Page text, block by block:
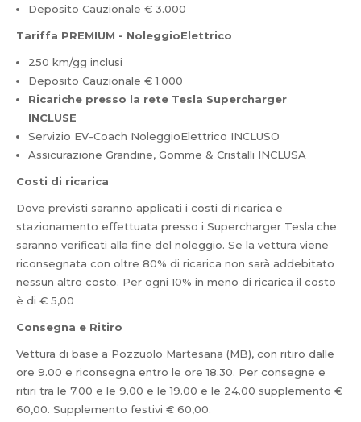
Deposito Cauzionale € 3.000
Tariffa PREMIUM - NoleggioElettrico
250 km/gg inclusi
Deposito Cauzionale € 1.000
Ricariche presso la rete Tesla Supercharger
INCLUSE
Servizio EV-Coach NoleggioElettrico INCLUSO
Assicurazione Grandine, Gomme & Cristalli INCLUSA
Costi di ricarica
Dove previsti saranno applicati i costi di ricarica e
stazionamento effettuata presso i Supercharger Tesla che
saranno verificati alla fine del noleggio. Se la vettura viene
riconsegnata con oltre 80% di ricarica non sarà addebitato
nessun altro costo. Per ogni 10% in meno di ricarica il costo
è di € 5,00
Consegna e Ritiro
Vettura di base a Pozzuolo Martesana (MB), con ritiro dalle
ore 9.00 e riconsegna entro le ore 18.30. Per consegne e
ritiri tra le 7.00 e le 9.00 e le 19.00 e le 24.00 supplemento €
60,00. Supplemento festivi € 60,00.